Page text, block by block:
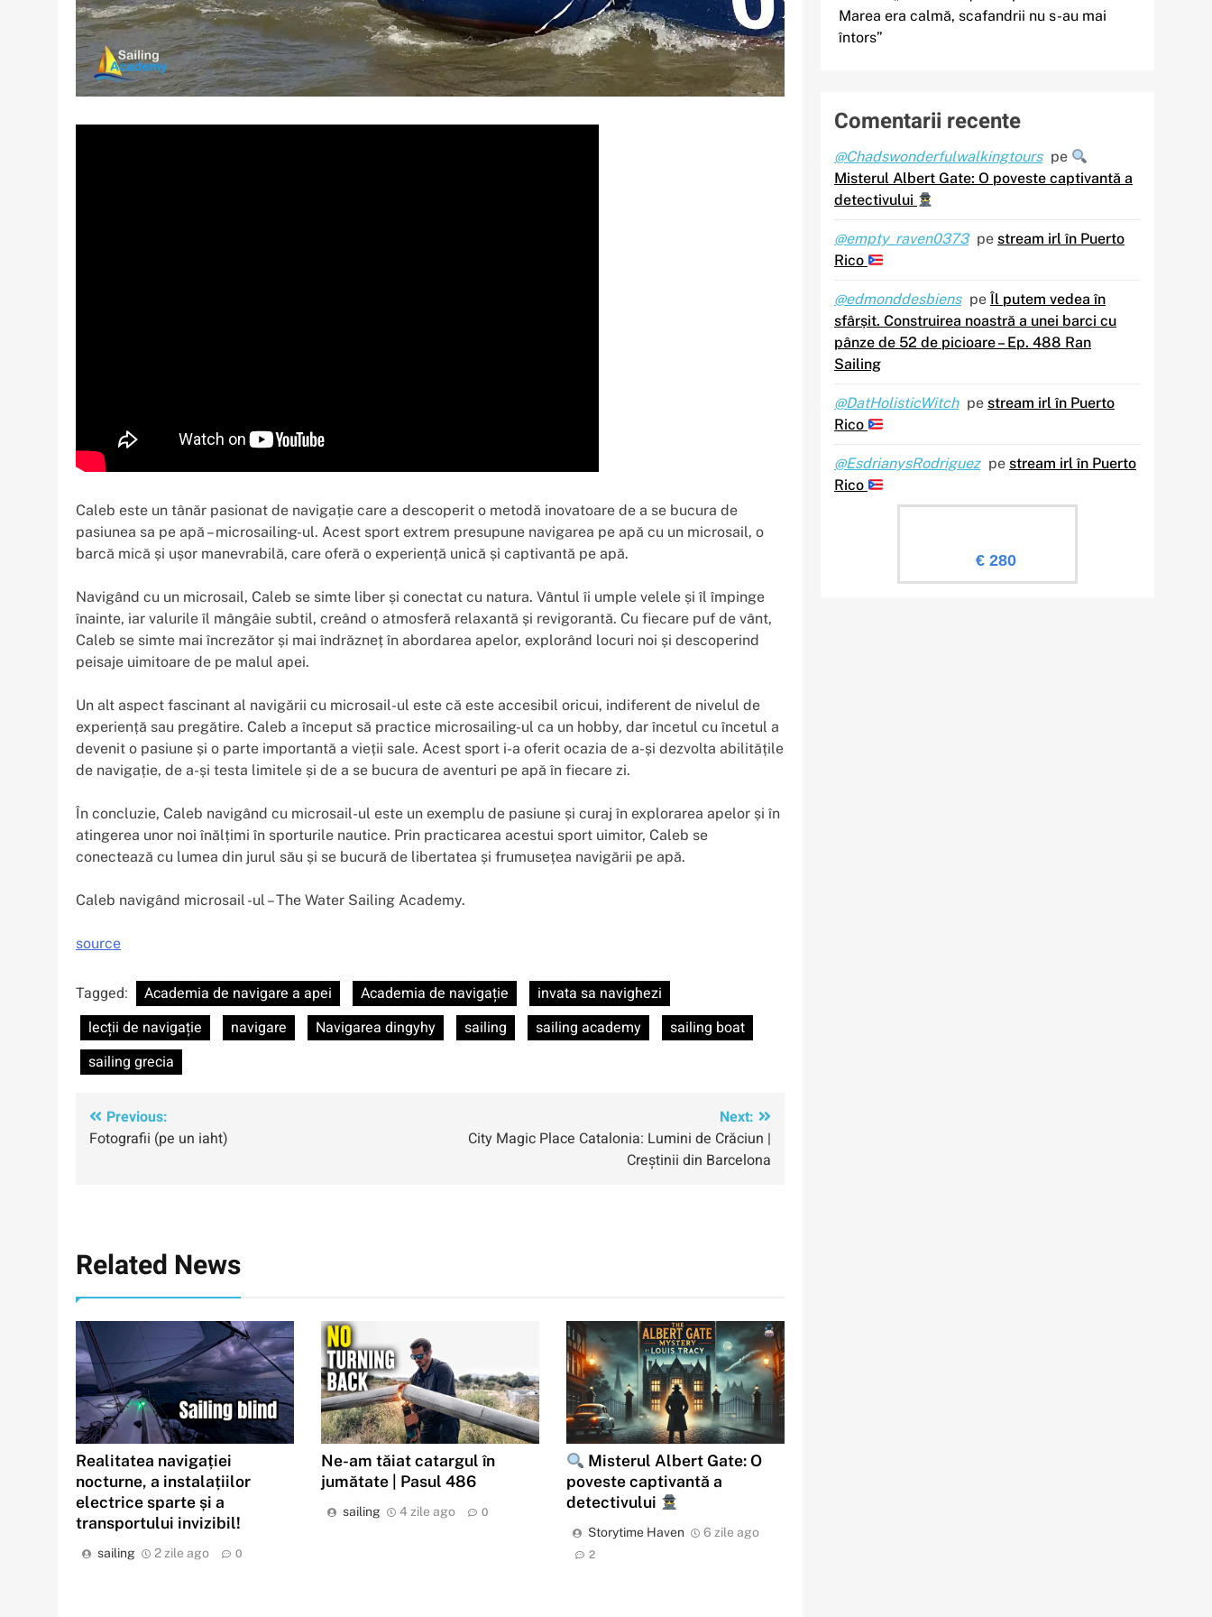
Caleb este un tânăr pasionat de navigație care a descoperit o metodă inovatoare de a se bucura de
pasiunea sa pe apă – microsailing-ul. Acest sport extrem presupune navigarea pe apă cu un microsail, o
barcă mică și ușor manevrabilă, care oferă o experiență unică și captivantă pe apă.
Navigând cu un microsail, Caleb se simte liber și conectat cu natura. Vântul îi umple velele și îl împinge
înainte, iar valurile îl mângâie subtil, creând o atmosferă relaxantă și revigorantă. Cu fiecare puf de vânt,
Caleb se simte mai încrezător și mai îndrăzneț în abordarea apelor, explorând locuri noi și descoperind
peisaje uimitoare de pe malul apei.
Un alt aspect fascinant al navigării cu microsail-ul este că este accesibil oricui, indiferent de nivelul de
experiență sau pregătire. Caleb a început să practice microsailing-ul ca un hobby, dar încetul cu încetul a
devenit o pasiune și o parte importantă a vieții sale. Acest sport i-a oferit ocazia de a-și dezvolta abilitățile
de navigație, de a-și testa limitele și de a se bucura de aventuri pe apă în fiecare zi.
În concluzie, Caleb navigând cu microsail-ul este un exemplu de pasiune și curaj în explorarea apelor și în
atingerea unor noi înălțimi în sporturile nautice. Prin practicarea acestui sport uimitor, Caleb se
conectează cu lumea din jurul său și se bucură de libertatea și frumusețea navigării pe apă.
Caleb navigând microsail -ul – The Water Sailing Academy.
source
Tagged: Academia de navigare a apei Academia de navigație
invata sa navighezi
lecții de navigație
navigare Navigarea dingyhy sailing sailing academy
sailing boat
sailing grecia
Navigare
în
Previous:
Fotografii (pe un iaht)
Next:
City Magic Place Catalonia: Lumini de Crăciun |
Creștinii din Barcelona
Related News
Realitatea navigației
nocturne, a instalațiilor
electrice sparte și a
transportului invizibil!
sailing 2 zile ago 0
Ne-am tăiat catargul în
jumătate | Pasul 486
sailing 4 zile ago 0
Misterul Albert Gate: O
poveste captivantă a
detectivului
Storytime Haven 6 zile ago
2
Marea era calmă, scafandrii nu s-au mai
întors”
Comentarii recente
@Chadswonderfulwalkingtours pe
Misterul Albert Gate: O poveste captivantă a
detectivului
@empty_raven0373 pe stream irl în Puerto
Rico
@edmonddesbiens pe Îl putem vedea în
sfârșit. Construirea noastră a unei barci cu
pânze de 52 de picioare – Ep. 488 Ran
Sailing
@DatHolisticWitch pe stream irl în Puerto
Rico
@EsdrianysRodriguez pe stream irl în Puerto
Rico
€ 280